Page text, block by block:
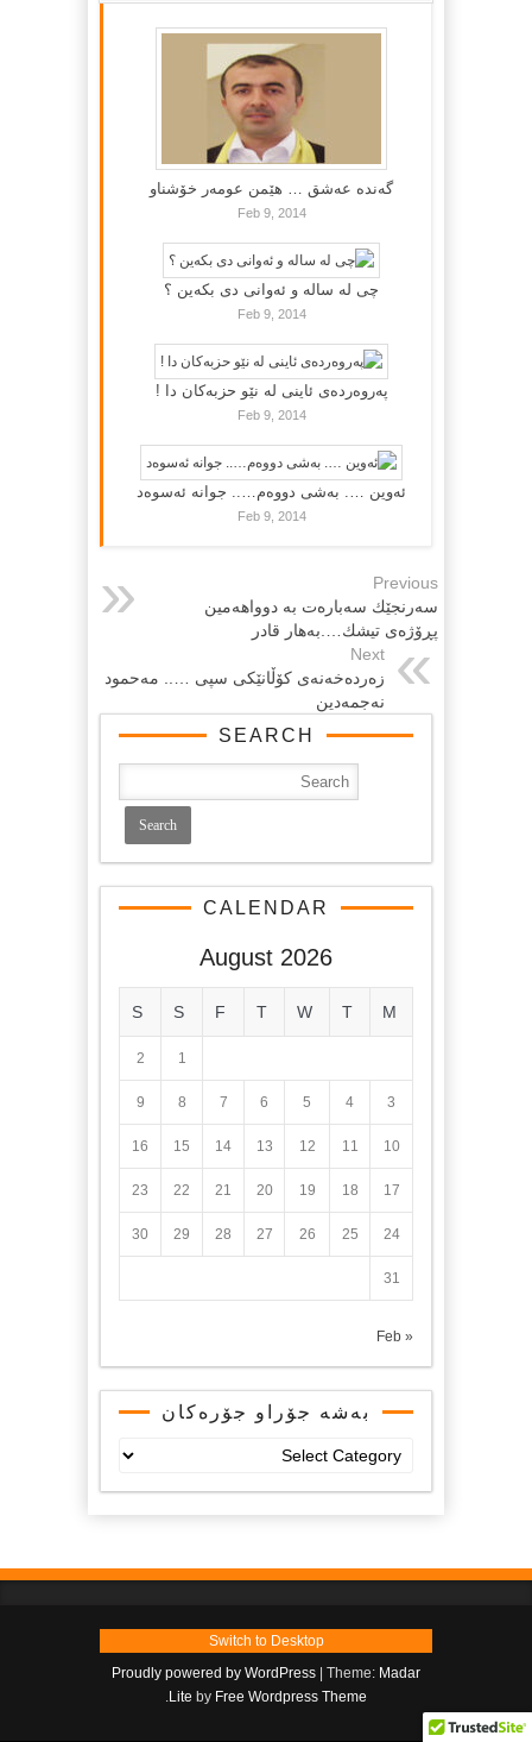
گه‌نده‌ عه‌شق … هێمن عومه‌ر خۆشناو
Feb 9, 2014
چی لە سالە و ئەوانی دی بكەین ؟
Feb 9, 2014
پەروەردەی ئاینی لە نێو حزبەکان دا !
Feb 9, 2014
ئەوین …. بەشی دووەم….. جوانە ئەسوەد
Feb 9, 2014
Previous
سەرنجێك سەبارەت بە دوواهەمین
پڕۆژەى تیشك….به‌هار قادر
Next
زەردەخەنەى كۆڵانێكى سپى ….. مەحمود
نەجمەدین
SEARCH
CALENDAR
August 2026
M
T
W
T
F
S
S
1
2
3
4
5
6
7
8
9
10
11
12
13
14
15
16
17
18
19
20
21
22
23
24
25
26
27
28
29
30
31
« Feb
بەشە جۆراو جۆرەکان
جۆرەکان
Switch to Desktop
Proudly powered by WordPress
Theme: Madar
Lite by Free Wordpress Theme
.